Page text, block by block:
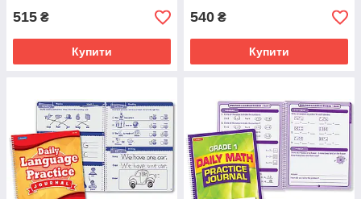
515 ₴
Купити
540 ₴
Купити